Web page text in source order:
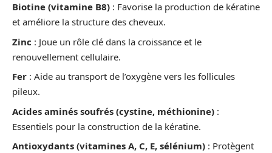
Biotine (vitamine B8) : Favorise la production de kératine
et améliore la structure des cheveux.
Zinc : Joue un rôle clé dans la croissance et le
renouvellement cellulaire.
Fer : Aide au transport de l’oxygène vers les follicules
pileux.
Acides aminés soufrés (cystine, méthionine) :
Essentiels pour la construction de la kératine.
Antioxydants (vitamines A, C, E, sélénium) : Protègent